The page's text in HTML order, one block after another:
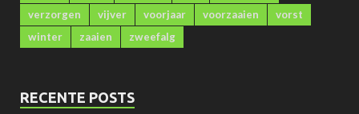
verzorgen
vijver voorjaar voorzaaien
vorst
winter
zaaien zweefalg
RECENTE POSTS